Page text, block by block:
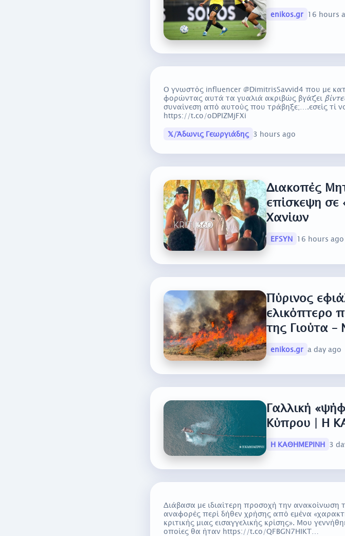
enikos.gr 16 hours
Ο γνωστός influencer @DimitrisSavvid4 που με
φορώντας αυτά τα γυαλιά ακριβώς βγάζει
συναίνεση από αυτούς που τράβηξε;….εσείς τί
https://t.co/oDPIZMjFXi
𝕏/Άδωνις Γεωργιάδης 3 hours ago
Διακοπές
επίσκεψη
Χανίων
EFSYN 16 hours ago
Πύρινος
ελικόπτερο
της Γιούτα –
enikos.gr a day ago
Γαλλική
Κύπρου | Η
Η ΚΑΘΗΜΕΡΙΝΗ 3
Διάβασα με ιδιαίτερη προσοχή την ανακοίνωση
αναφορές περί δήθεν χρήσης από εμένα
κριτικής μιας εισαγγελικής κρίσης». Μου
οποίες θα ήταν https://t.co/QFBGN7HIKT…